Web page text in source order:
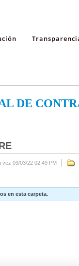
DE
vez 09/03/22 02:49 PM
en esta carpeta.